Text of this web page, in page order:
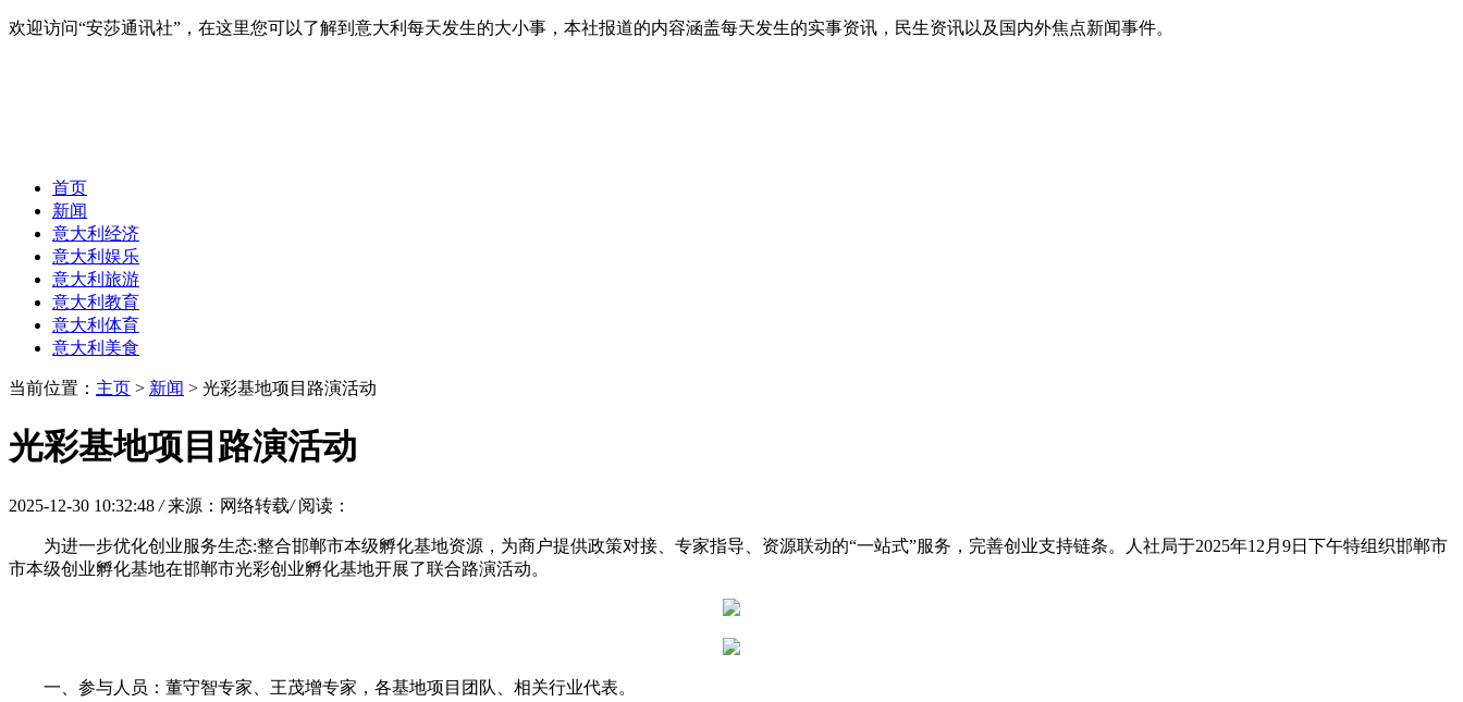
欢迎访问“安莎通讯社”，在这里您可以了解到意大利每天发生的大小事，本社报道的内容涵盖每天发生的实事资讯，民生资讯以及国内外焦点新闻事件。
首页
新闻
意大利经济
意大利娱乐
意大利旅游
意大利教育
意大利体育
意大利美食
当前位置： 主页 > 新闻 > 光彩基地项目路演活动
光彩基地项目路演活动
2025-12-30 10:32:48 / 来源：网络转载/ 阅读：
为进一步优化创业服务生态:整合邯郸市本级孵化基地资源，为商户提供政策对接、专家指导、资源联动的“一站式”服务，完善创业支持链条。人社局于2025年12月9日下午特组织邯郸市
市本级创业孵化基地在邯郸市光彩创业孵化基地开展了联合路演活动。
一、参与人员：董守智专家、王茂增专家，各基地项目团队、相关行业代表。